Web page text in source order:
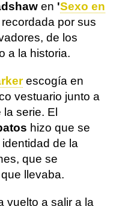
en 'Sexo en
por sus
de los
a la historia.
escogía en
vestuario junto a
serie. El
hizo que se
de la
que se
llevaba.
vuelto a salir a la